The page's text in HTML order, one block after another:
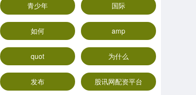
青少年 国际
如何 amp
quot 为什么
发布 股讯网配资平台